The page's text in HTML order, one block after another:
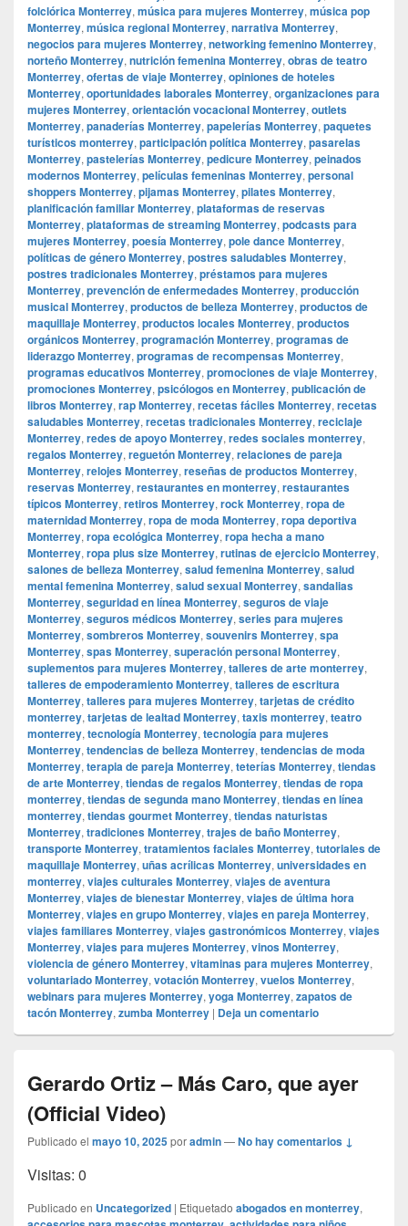
folclórica Monterrey, música para mujeres Monterrey, música pop
Monterrey, música regional Monterrey, narrativa Monterrey,
negocios para mujeres Monterrey, networking femenino Monterrey,
norteño Monterrey, nutrición femenina Monterrey, obras de teatro
Monterrey, ofertas de viaje Monterrey, opiniones de hoteles
Monterrey, oportunidades laborales Monterrey, organizaciones para
mujeres Monterrey, orientación vocacional Monterrey, outlets
Monterrey, panaderías Monterrey, papelerías Monterrey, paquetes
turísticos monterrey, participación política Monterrey, pasarelas
Monterrey, pastelerías Monterrey, pedicure Monterrey, peinados
modernos Monterrey, películas femeninas Monterrey, personal
shoppers Monterrey, pijamas Monterrey, pilates Monterrey,
planificación familiar Monterrey, plataformas de reservas
Monterrey, plataformas de streaming Monterrey, podcasts para
mujeres Monterrey, poesía Monterrey, pole dance Monterrey,
políticas de género Monterrey, postres saludables Monterrey,
postres tradicionales Monterrey, préstamos para mujeres
Monterrey, prevención de enfermedades Monterrey, producción
musical Monterrey, productos de belleza Monterrey, productos de
maquillaje Monterrey, productos locales Monterrey, productos
orgánicos Monterrey, programación Monterrey, programas de
liderazgo Monterrey, programas de recompensas Monterrey,
programas educativos Monterrey, promociones de viaje Monterrey,
promociones Monterrey, psicólogos en Monterrey, publicación de
libros Monterrey, rap Monterrey, recetas fáciles Monterrey, recetas
saludables Monterrey, recetas tradicionales Monterrey, reciclaje
Monterrey, redes de apoyo Monterrey, redes sociales monterrey,
regalos Monterrey, reguetón Monterrey, relaciones de pareja
Monterrey, relojes Monterrey, reseñas de productos Monterrey,
reservas Monterrey, restaurantes en monterrey, restaurantes
típicos Monterrey, retiros Monterrey, rock Monterrey, ropa de
maternidad Monterrey, ropa de moda Monterrey, ropa deportiva
Monterrey, ropa ecológica Monterrey, ropa hecha a mano
Monterrey, ropa plus size Monterrey, rutinas de ejercicio Monterrey,
salones de belleza Monterrey, salud femenina Monterrey, salud
mental femenina Monterrey, salud sexual Monterrey, sandalias
Monterrey, seguridad en línea Monterrey, seguros de viaje
Monterrey, seguros médicos Monterrey, series para mujeres
Monterrey, sombreros Monterrey, souvenirs Monterrey, spa
Monterrey, spas Monterrey, superación personal Monterrey,
suplementos para mujeres Monterrey, talleres de arte monterrey,
talleres de empoderamiento Monterrey, talleres de escritura
Monterrey, talleres para mujeres Monterrey, tarjetas de crédito
monterrey, tarjetas de lealtad Monterrey, taxis monterrey, teatro
monterrey, tecnología Monterrey, tecnología para mujeres
Monterrey, tendencias de belleza Monterrey, tendencias de moda
Monterrey, terapia de pareja Monterrey, teterías Monterrey, tiendas
de arte Monterrey, tiendas de regalos Monterrey, tiendas de ropa
monterrey, tiendas de segunda mano Monterrey, tiendas en línea
monterrey, tiendas gourmet Monterrey, tiendas naturistas
Monterrey, tradiciones Monterrey, trajes de baño Monterrey,
transporte Monterrey, tratamientos faciales Monterrey, tutoriales de
maquillaje Monterrey, uñas acrílicas Monterrey, universidades en
monterrey, viajes culturales Monterrey, viajes de aventura
Monterrey, viajes de bienestar Monterrey, viajes de última hora
Monterrey, viajes en grupo Monterrey, viajes en pareja Monterrey,
viajes familiares Monterrey, viajes gastronómicos Monterrey, viajes
Monterrey, viajes para mujeres Monterrey, vinos Monterrey,
violencia de género Monterrey, vitaminas para mujeres Monterrey,
voluntariado Monterrey, votación Monterrey, vuelos Monterrey,
webinars para mujeres Monterrey, yoga Monterrey, zapatos de
tacón Monterrey, zumba Monterrey | Deja un comentario
Gerardo Ortiz – Más Caro, que ayer
(Official Video)
Publicado el mayo 10, 2025poradmin—No hay comentarios ↓
Visitas: 0
Publicado en Uncategorized | Etiquetado abogados en monterrey,